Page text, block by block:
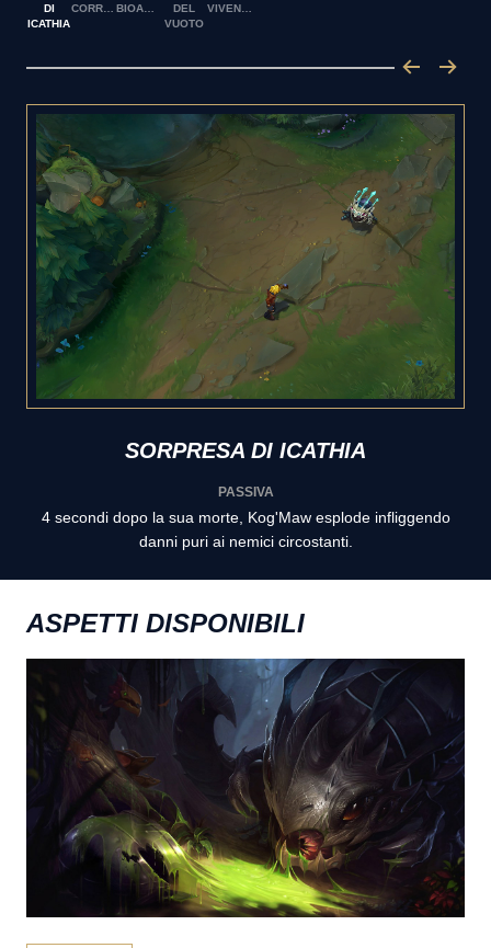
DI
ICATHIA
DEL
VUOTO
VIVENTE
SORPRESA DI ICATHIA
PASSIVA
4 secondi dopo la sua morte, Kog'Maw esplode infliggendo
danni puri ai nemici circostanti.
ASPETTI DISPONIBILI